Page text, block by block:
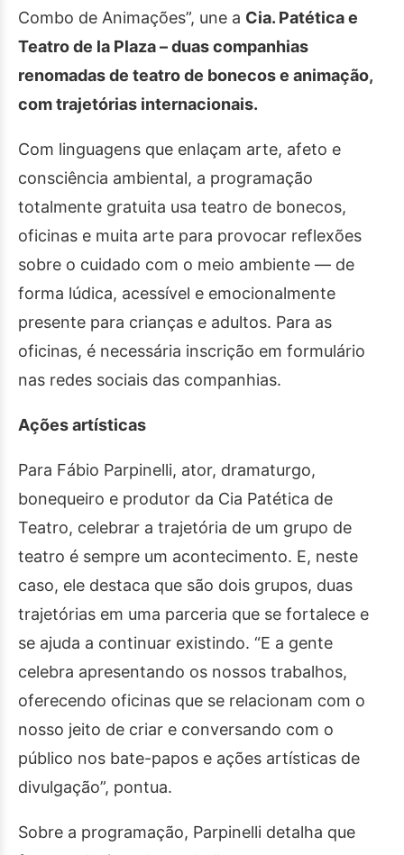
Combo de Animações”, une a Cia. Patética e
Teatro de la Plaza –duas companhias
renomadas de teatro de bonecos e animação,
com trajetórias internacionais.
Com linguagens que enlaçam arte, afeto e
consciência ambiental, a programação
totalmente gratuita usa teatro de bonecos,
oficinas e muita arte para provocar reflexões
sobre o cuidado com o meio ambiente — de
forma lúdica, acessível e emocionalmente
presente para crianças e adultos. Para as
oficinas, é necessária inscrição em formulário
nas redes sociais das companhias.
Ações artísticas
Para Fábio Parpinelli, ator, dramaturgo,
bonequeiro e produtor da Cia Patética de
Teatro, celebrar a trajetória de um grupo de
teatro é sempre um acontecimento. E, neste
caso, ele destaca que são dois grupos, duas
trajetórias em uma parceria que se fortalece e
se ajuda a continuar existindo. “E a gente
celebra apresentando os nossos trabalhos,
oferecendo oficinas que se relacionam com o
nosso jeito de criar e conversando com o
público nos bate-papos e ações artísticas de
divulgação”, pontua.
Sobre a programação, Parpinelli detalha que